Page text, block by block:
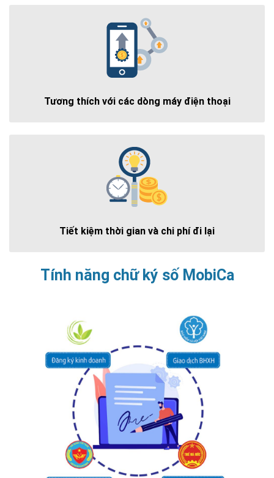
Tương thích với các dòng máy điện thoại
Tiết kiệm thời gian và chi phí đi lại
Tính năng chữ ký số MobiCa